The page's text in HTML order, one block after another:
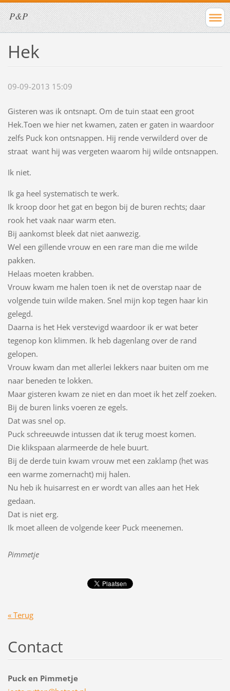
P&P
Hek
09-09-2013 15:09
Gisteren was ik ontsnapt. Om de tuin staat een groot
Hek.Toen we hier net kwamen, zaten er gaten in waardoor
zelfs Puck kon ontsnappen. Hij rende verwilderd over de
straat want hij was vergeten waarom hij wilde ontsnappen.
Ik niet.
Ik ga heel systematisch te werk.
Ik kroop door het gat en begon bij de buren rechts; daar
rook het vaak naar warm eten.
Bij aankomst bleek dat niet aanwezig.
Wel een gillende vrouw en een rare man die me wilde
pakken.
Helaas moeten krabben.
Vrouw kwam me halen toen ik net de overstap naar de
volgende tuin wilde maken. Snel mijn kop tegen haar kin
gelegd.
Daarna is het Hek verstevigd waardoor ik er wat beter
tegenop kon klimmen. Ik heb dagenlang over de rand
gelopen.
Vrouw kwam dan met allerlei lekkers naar buiten om me
naar beneden te lokken.
Maar gisteren kwam ze niet en dan moet ik het zelf zoeken.
Bij de buren links voeren ze egels.
Dat was snel op.
Puck schreeuwde intussen dat ik terug moest komen.
Die klikspaan alarmeerde de hele buurt.
Bij de derde tuin kwam vrouw met een zaklamp (het was
een warme zomernacht) mij halen.
Nu heb ik huisarrest en er wordt van alles aan het Hek
gedaan.
Dat is niet erg.
Ik moet alleen de volgende keer Puck meenemen.
Pimmetje
« Terug
Contact
Puck en Pimmetje